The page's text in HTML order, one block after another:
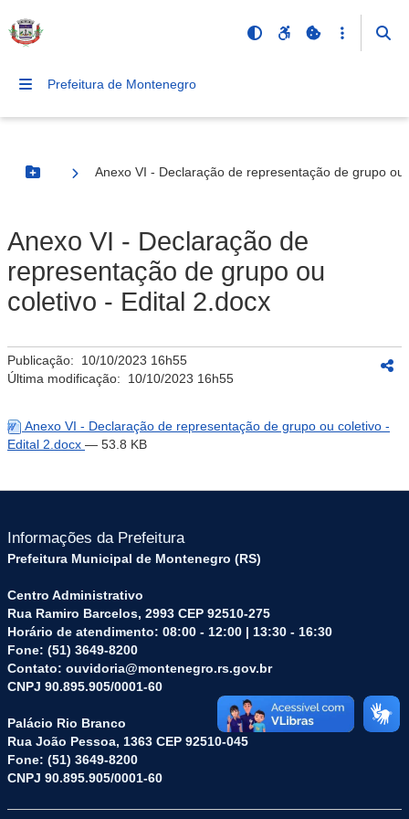
Prefeitura de Montenegro
Botão Menu
Anexo VI - Declaração de representação de grupo
Anexo VI - Declaração de
representação de grupo ou
coletivo - Edital 2.docx
Publicação: 10/10/2023 16h55
Última modificação: 10/10/2023 16h55
Anexo VI - Declaração de representação de grupo ou coletivo -
Edital 2.docx — 53.8 KB
Informações da Prefeitura
Prefeitura Municipal de Montenegro (RS)
Centro Administrativo
Rua Ramiro Barcelos, 2993 CEP 92510-275
Horário de atendimento: 08:00 - 12:00 | 13:30 - 16:30
Fone: (51) 3649-8200
Contato: ouvidoria@montenegro.rs.gov.br
CNPJ 90.895.905/0001-60
Palácio Rio Branco
Rua João Pessoa, 1363 CEP 92510-045
Fone: (51) 3649-8200
CNPJ 90.895.905/0001-60